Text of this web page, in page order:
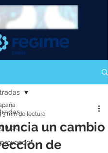
un cambio
de
3 min de lectura